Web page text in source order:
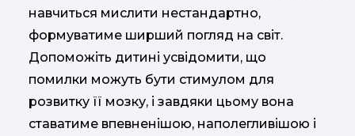
навчиться мислити нестандартно,
формуватиме ширший погляд на світ.
Допоможіть дитині усвідомити, що
помилки можуть бути стимулом для
розвитку її мозку, і завдяки цьому вона
ставатиме впевненішою, наполегливішою і